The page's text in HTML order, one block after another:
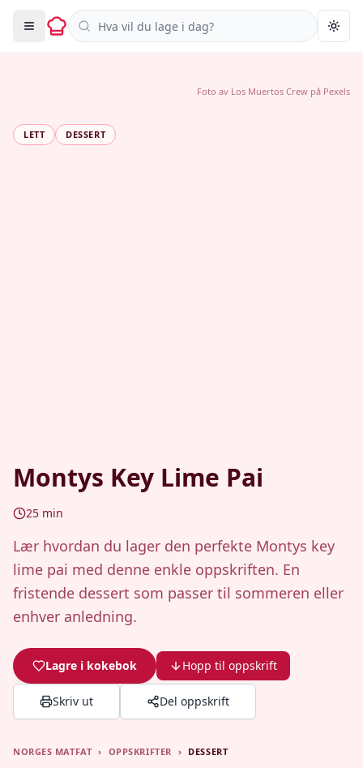
Søk i oppskrifter
LETT DESSERT
Montys Key Lime Pai
25 min
Lær hvordan du lager den perfekte Montys key
lime pai med denne enkle oppskriften. En
fristende dessert som passer til sommeren eller
enhver anledning.
Lagre i kokebok Hopp til oppskrift
Skriv ut Del oppskrift
Foto av Los Muertos Crew på Pexels
NORGES MATFAT › OPPSKRIFTER › DESSERT